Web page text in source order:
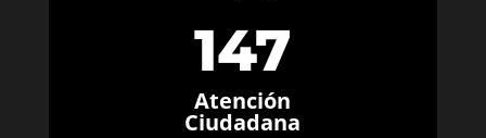
147
Atención
Ciudadana